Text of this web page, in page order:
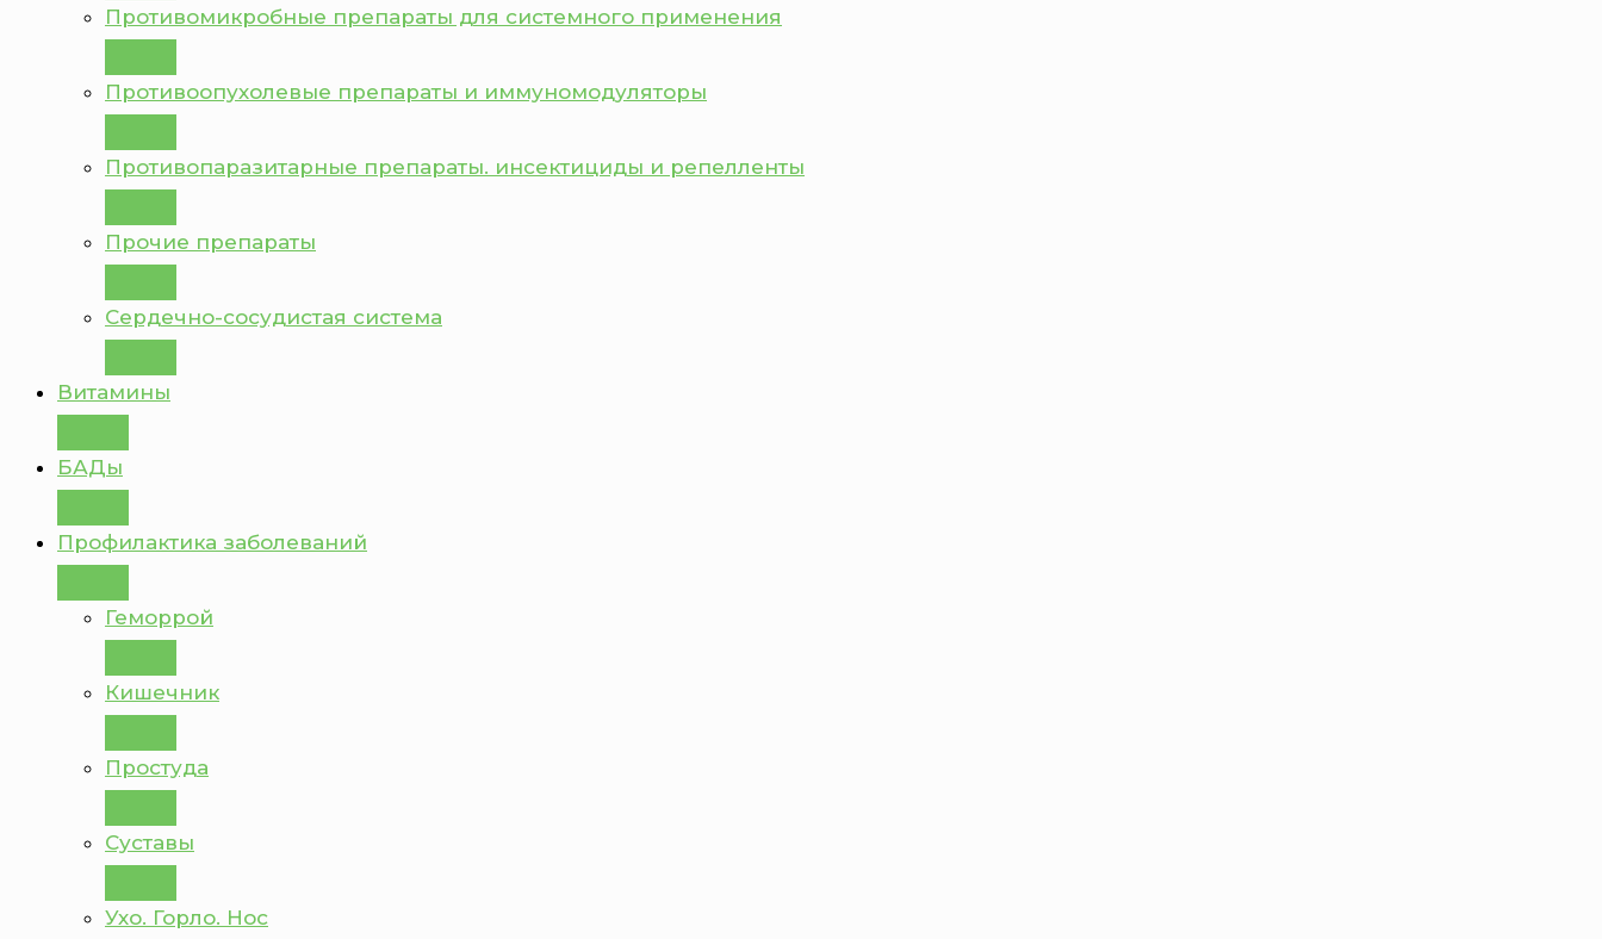
Противомикробные препараты для системного применения
Противоопухолевые препараты и иммуномодуляторы
Противопаразитарные препараты. инсектициды и репелленты
Прочие препараты
Сердечно-сосудистая система
Витамины
БАДы
Профилактика заболеваний
Геморрой
Кишечник
Простуда
Суставы
Ухо. Горло. Нос